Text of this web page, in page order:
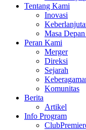
Tentang Kami
Inovasi
Masa
Peran Kami
Merger
Direksi
Sejarah
Komunitas
Berita
Artikel
Info Program